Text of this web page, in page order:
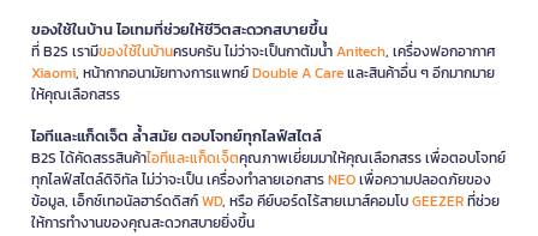
ของใช้ในบ้าน ไอเทมที่ช่วยให้ชีวิตสะดวกสบายขึ้น
ที่ B2S เรามีของใช้ในบ้านครบครัน ไม่ว่าจะเป็นกาต้มน้ำAnitech, เครื่องฟอกอากาศ
Xiaomi, หน้ากากอนามัยทางการแพทย์Double A Careและสินค้าอื่น ๆ อีกมากมาย
ให้คุณเลือกสรร
ไอทีและแก็ดเจ็ต ล้ำสมัย ตอบโจทย์ทุกไลฟ์สไตล์
B2S ได้คัดสรรสินค้าไอทีและแก็ดเจ็ตคุณภาพเยี่ยมมาให้คุณเลือกสรร เพื่อตอบโจทย์
ทุกไลฟ์สไตล์ดิจิทัล ไม่ว่าจะเป็น เครื่องทำลายเอกสารNEOเพื่อความปลอดภัยของ
ข้อมูล, เอ็กซ์เทอนัลฮาร์ดดิสก์WD, หรือ คีย์บอร์ดไร้สายเมาส์คอมโบGEEZERที่ช่วย
ให้การทำงานของคุณสะดวกสบายยิ่งขึ้น